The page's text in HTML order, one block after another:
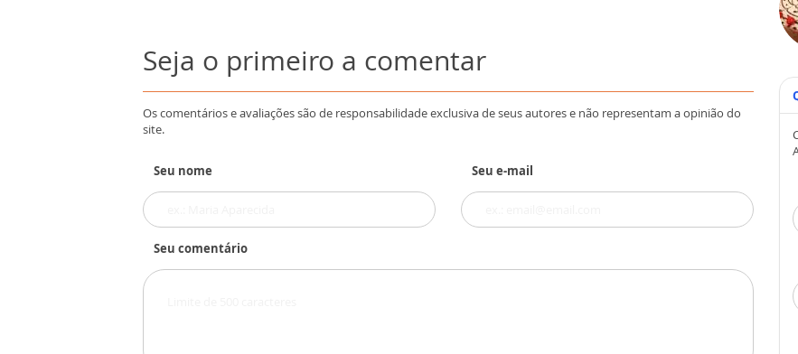
Seja o primeiro a comentar
Os comentários e avaliações são de responsabilidade exclusiva de seus autores e não representam a opinião do
site.
Seu nome Seu e-mail
Seu comentário